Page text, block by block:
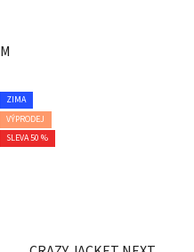
M
ZIMA
VÝPRODEJ
SLEVA 50 %